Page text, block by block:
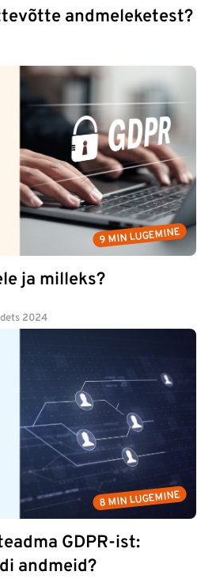
andmeleketest?
9 MIN LUGEMINE
ja milleks?
2024
8 MIN LUGEMINE
GDPR-ist:
andmeid?